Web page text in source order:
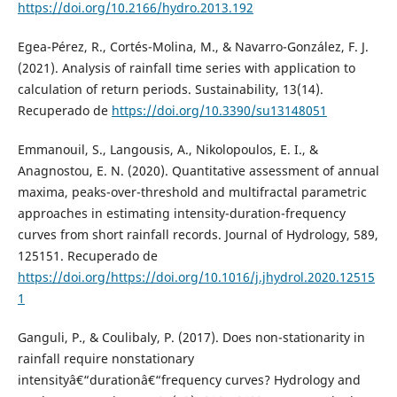
https://doi.org/10.2166/hydro.2013.192
Egea-Pérez, R., Cortés-Molina, M., & Navarro-González, F. J.
(2021). Analysis of rainfall time series with application to
calculation of return periods. Sustainability, 13(14).
Recuperado de https://doi.org/10.3390/su13148051
Emmanouil, S., Langousis, A., Nikolopoulos, E. I., &
Anagnostou, E. N. (2020). Quantitative assessment of annual
maxima, peaks-over-threshold and multifractal parametric
approaches in estimating intensity-duration-frequency
curves from short rainfall records. Journal of Hydrology, 589,
125151. Recuperado de
https://doi.org/https://doi.org/10.1016/j.jhydrol.2020.12515
1
Ganguli, P., & Coulibaly, P. (2017). Does non-stationarity in
rainfall require nonstationary
intensityâ€“durationâ€“frequency curves? Hydrology and